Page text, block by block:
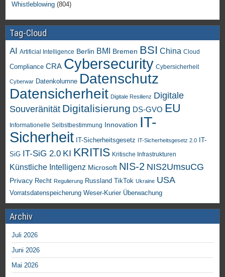
Whistleblowing (804)
Tag-Cloud
AI Artificial Intelligence Berlin BMI Bremen BSI China Cloud
Compliance CRA Cybersecurity Cybersicherheit
Cyberwar Datenkolumne Datenschutz
Datensicherheit Digitale Resilienz Digitale
Souveränität Digitalisierung DS-GVO EU
Informationelle Selbstbestimmung Innovation IT-
Sicherheit IT-Sicherheitsgesetz IT-Sicherheitsgesetz 2.0
IT-
SiG IT-SiG 2.0 KI KRITIS Kritische Infrastrukturen
Künstliche Intelligenz Microsoft NIS-2 NIS2UmsuCG
Privacy Recht Regulierung Russland TikTok Ukraine USA
Vorratsdatenspeicherung Weser-Kurier Überwachung
Archiv
Juli 2026
Juni 2026
Mai 2026